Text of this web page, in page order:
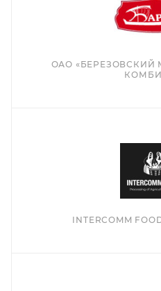
ОАО
INTERCOMM